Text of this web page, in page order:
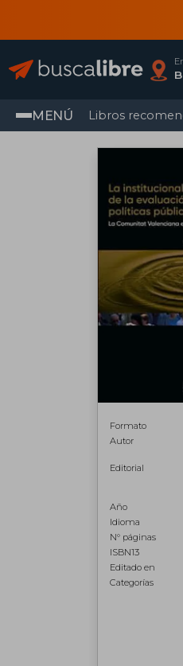
MENÚ Libros
Formato
Autor
Editorial
Año
Idioma
N° páginas
ISBN13
Editado en
Categorías